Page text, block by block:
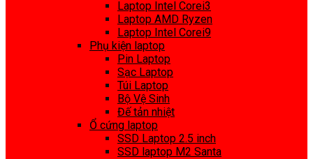
Laptop Intel Corei3
Laptop AMD Ryzen
Laptop Intel Corei9
Phụ kiện laptop
Pin Laptop
Sạc Laptop
Túi Laptop
Bộ Vệ Sinh
Đế tản nhiệt
Ổ cứng laptop
SSD Laptop 2.5 inch
SSD laptop M2 Santa